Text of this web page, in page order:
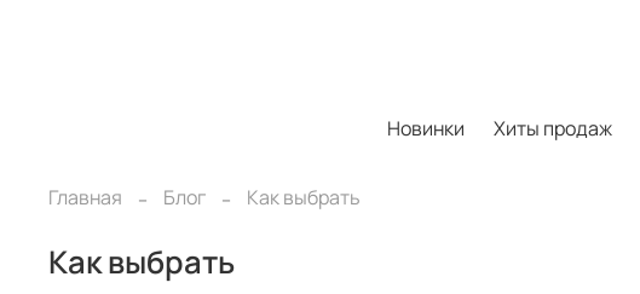
Новинки Хиты продаж
Главная Блог Как выбрать
Как выбрать